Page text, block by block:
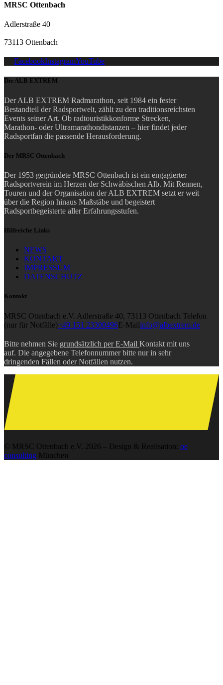
MRSC Ottenbach
Adlerstraße 40
73113 Ottenbach
FacebookInstagramYouTube
Die ALB EXTREM
Der ALB EXTREM Radmarathon, seit 1984 ein fester
Bestandteil der Radsportwelt, zählt zu den traditionsreichsten
Events seiner Art. Ob radtouristikkonforme Strecken,
Marathon- oder Ultramarathondistanzen – hier findet jeder
Radsportfan die passende Herausforderung.
Der MRSC Ottenbach
Der 1953 gegründete MRSC Ottenbach ist ein engagierter
Radsportverein im Herzen der Schwäbischen Alb. Mit Rennen,
Touren und der Organisation der ALB EXTREM setzt er weit
über die Region hinaus Maßstäbe und begeistert
Radsportbegeisterte aller Erfahrungsstufen.
Hilfreiche Links
NEWS
KONTAKT
IMPRESSUM
DATENSCHUTZ
Kontakt
MRSC Ottenbach e.V. Adlerstraße 40, 73113 Ottenbach Telefon
(nur für Notfälle)+49 151 23300496E-Mailinfo@albextrem.de
Bitte nehmen Sie grundsätzlich per E-Mail Kontakt mit uns
auf. Die angegebene Telefonnummer bitte nur in sehr
dringenden Fällen oder Notfällen nutzen.
© MRSC Ottenbach e.V. 2026 – Design & Realisation: oe
consulting München